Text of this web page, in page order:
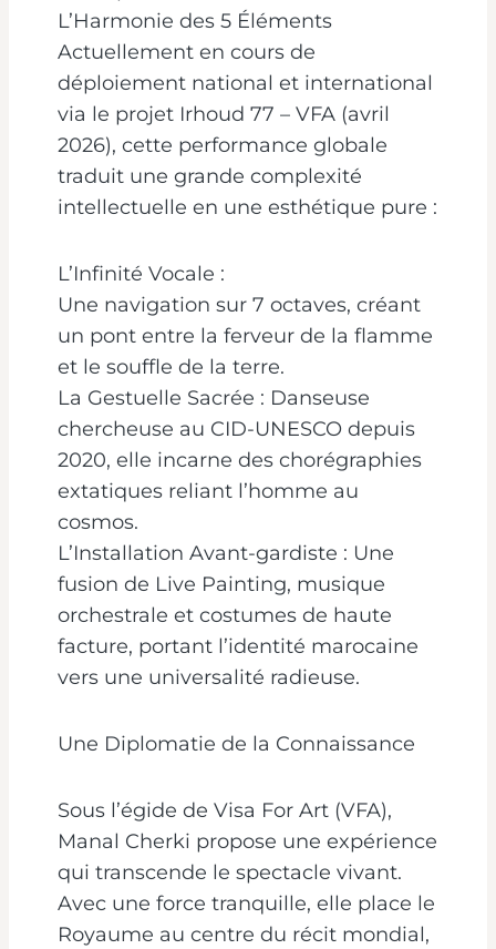
L’Harmonie des 5 Éléments
Actuellement en cours de
déploiement national et international
via le projet Irhoud 77 – VFA (avril
2026), cette performance globale
traduit une grande complexité
intellectuelle en une esthétique pure :
L’Infinité Vocale :
Une navigation sur 7 octaves, créant
un pont entre la ferveur de la flamme
et le souffle de la terre.
La Gestuelle Sacrée : Danseuse
chercheuse au CID-UNESCO depuis
2020, elle incarne des chorégraphies
extatiques reliant l’homme au
cosmos.
L’Installation Avant-gardiste : Une
fusion de Live Painting, musique
orchestrale et costumes de haute
facture, portant l’identité marocaine
vers une universalité radieuse.
Une Diplomatie de la Connaissance
Sous l’égide de Visa For Art (VFA),
Manal Cherki propose une expérience
qui transcende le spectacle vivant.
Avec une force tranquille, elle place le
Royaume au centre du récit mondial,